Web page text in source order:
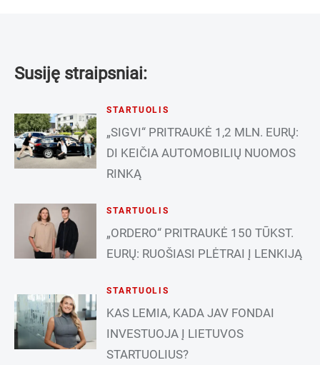
Susiję straipsniai:
STARTUOLIS
„SIGVI“ PRITRAUKĖ 1,2 MLN. EURŲ:
DI KEIČIA AUTOMOBILIŲ NUOMOS
RINKĄ
STARTUOLIS
„ORDERO“ PRITRAUKĖ 150 TŪKST.
EURŲ: RUOŠIASI PLĖTRAI Į LENKIJĄ
STARTUOLIS
KAS LEMIA, KADA JAV FONDAI
INVESTUOJA Į LIETUVOS
STARTUOLIUS?